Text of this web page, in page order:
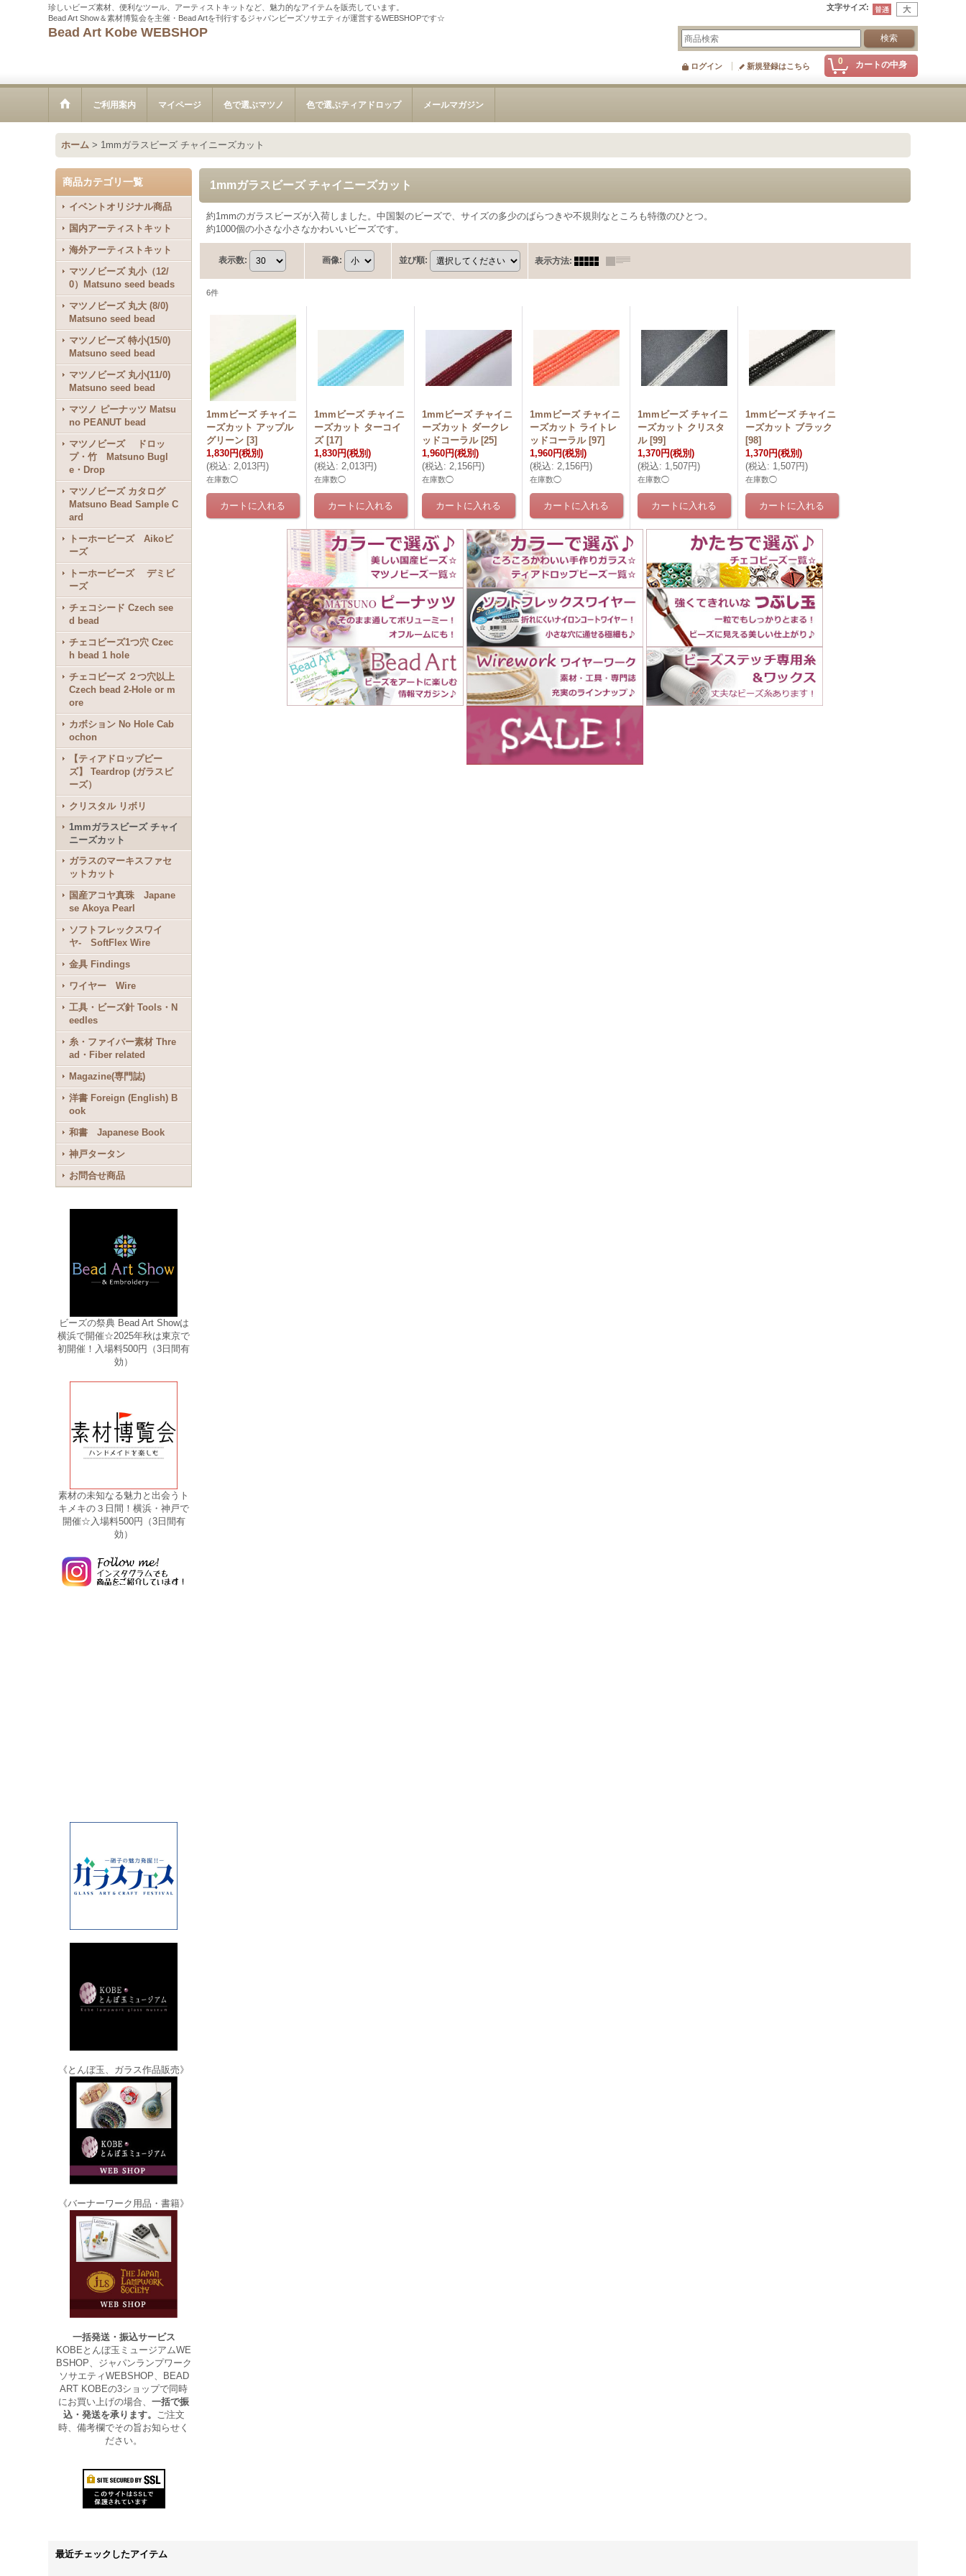
珍しいビーズ素材、便利なツール、アーティストキットなど、魅力的なアイテムを販売しています。
Bead Art Show＆素材博覧会を主催・Bead Artを刊行するジャパンビーズソサエティが運営するWEBSHOPです☆
文字サイズ:
Bead Art Kobe WEBSHOP
0 カートの中身
ログイン 新規登録はこちら
ご利用案内 マイページ 色で選ぶマツノ 色で選ぶティアドロップ メールマガジン
ホーム > 1mmガラスビーズ チャイニーズカット
商品カテゴリ一覧
イベントオリジナル商品
国内アーティストキット
海外アーティストキット
マツノビーズ 丸小（12/
0）Matsuno seed beads
マツノビーズ 丸大 (8/0)
Matsuno seed bead
マツノビーズ 特小(15/0)
Matsuno seed bead
マツノビーズ 丸小(11/0)
Matsuno seed bead
マツノ ピーナッツ Matsu
no PEANUT bead
マツノビーズ ドロッ
プ・竹 Matsuno Bugl
e・Drop
マツノビーズ カタログ
Matsuno Bead Sample C
ard
トーホービーズ Aikoビ
ーズ
トーホービーズ デミビ
ーズ
チェコシード Czech see
d bead
チェコビーズ1つ穴 Czec
h bead 1 hole
チェコビーズ ２つ穴以上
Czech bead 2-Hole or m
ore
カボション No Hole Cab
ochon
【ティアドロップビー
ズ】 Teardrop (ガラスビ
ーズ）
クリスタル リボリ
1mmガラスビーズ チャイ
ニーズカット
ガラスのマーキスファセ
ットカット
国産アコヤ真珠 Japane
se Akoya Pearl
ソフトフレックスワイ
ヤ- SoftFlex Wire
金具 Findings
ワイヤー Wire
工具・ビーズ針 Tools・N
eedles
糸・ファイバー素材 Thre
ad・Fiber related
Magazine(専門誌)
洋書 Foreign (English) B
ook
和書 Japanese Book
神戸タータン
お問合せ商品
ビーズの祭典 Bead Art Showは
横浜で開催☆2025年秋は東京で
初開催！入場料500円（3日間有
効）
素材の未知なる魅力と出会うト
キメキの３日間！横浜・神戸で
開催☆入場料500円（3日間有
効）
《とんぼ玉、ガラス作品販売》
《バーナーワーク用品・書籍》
一括発送・振込サービス
KOBEとんぼ玉ミュージアムWE
BSHOP、ジャパンランプワーク
ソサエティWEBSHOP、BEAD
ART KOBEの3ショップで同時
にお買い上げの場合、一括で振
込・発送を承ります。 ご注文
時、備考欄でその旨お知らせく
ださい。
1mmガラスビーズ チャイニーズカット
約1mmのガラスビーズが入荷しました。中国製のビーズで、サイズの多少のばらつきや不規則なところも特徴のひとつ。
約1000個の小さな小さなかわいいビーズです。
表示数: 画像: 並び順: 表示方法:
6件
1mmビーズ チャイニ
ーズカット アップル
グリーン [3]
1,830円(税別)
(税込: 2,013円)
在庫数◯
1mmビーズ チャイニ
ーズカット ターコイ
ズ [17]
1,830円(税別)
(税込: 2,013円)
在庫数◯
1mmビーズ チャイニ
ーズカット ダークレ
ッドコーラル [25]
1,960円(税別)
(税込: 2,156円)
在庫数◯
1mmビーズ チャイニ
ーズカット ライトレ
ッドコーラル [97]
1,960円(税別)
(税込: 2,156円)
在庫数◯
1mmビーズ チャイニ
ーズカット クリスタ
ル [99]
1,370円(税別)
(税込: 1,507円)
在庫数◯
1mmビーズ チャイニ
ーズカット ブラック
[98]
1,370円(税別)
(税込: 1,507円)
在庫数◯
最近チェックしたアイテム